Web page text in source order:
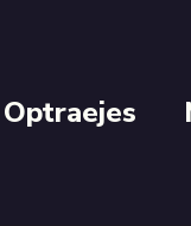
Optraejes